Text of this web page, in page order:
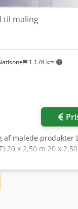
1.178 km
til maling
malede produkter
20 x 2,50 m 20 x